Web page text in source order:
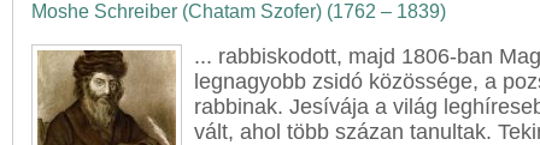
Moshe Schreiber (Chatam Szofer) (1762 – 1839)
... rabbiskodott, majd 1806-ban
legnagyobb zsidó közössége, a
rabbinak. Jesívája a világ
vált, ahol több százan tanultak.